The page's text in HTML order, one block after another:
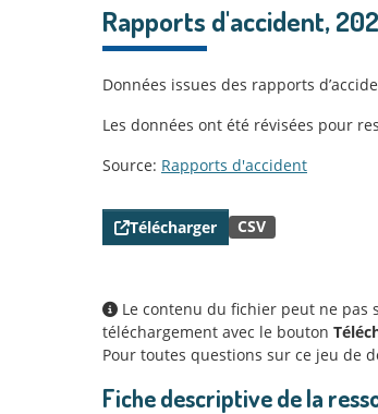
Rapports d'accident,
Données issues des rapports
Les données ont été révisées pour
Source: Rapports d'accident
Télécharger CSV
Le contenu du fichier peut ne
téléchargement avec le bouton
Pour toutes questions sur ce jeu de
Fiche descriptive de la